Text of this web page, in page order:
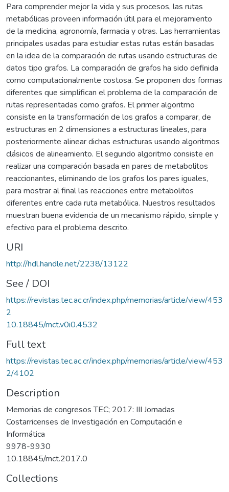
Para comprender mejor la vida y sus procesos, las rutas
metabólicas proveen información útil para el mejoramiento
de la medicina, agronomía, farmacia y otras. Las herramientas
principales usadas para estudiar estas rutas están basadas
en la idea de la comparación de rutas usando estructuras de
datos tipo grafos. La comparación de grafos ha sido definida
como computacionalmente costosa. Se proponen dos formas
diferentes que simplifican el problema de la comparación de
rutas representadas como grafos. El primer algoritmo
consiste en la transformación de los grafos a comparar, de
estructuras en 2 dimensiones a estructuras lineales, para
posteriormente alinear dichas estructuras usando algoritmos
clásicos de alineamiento. El segundo algoritmo consiste en
realizar una comparación basada en pares de metabolitos
reaccionantes, eliminando de los grafos los pares iguales,
para mostrar al final las reacciones entre metabolitos
diferentes entre cada ruta metabólica. Nuestros resultados
muestran buena evidencia de un mecanismo rápido, simple y
efectivo para el problema descrito.
URI
http://hdl.handle.net/2238/13122
See / DOI
https://revistas.tec.ac.cr/index.php/memorias/article/view/453
2
10.18845/mct.v0i0.4532
Full text
https://revistas.tec.ac.cr/index.php/memorias/article/view/453
2/4102
Description
Memorias de congresos TEC; 2017: III Jornadas
Costarricenses de Investigación en Computación e
Informática
9978-9930
10.18845/mct.2017.0
Collections